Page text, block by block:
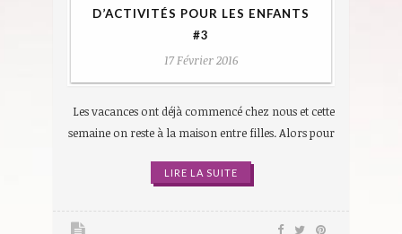
D’ACTIVITÉS POUR LES ENFANTS
#3
17 Février 2016
Les vacances ont déjà commencé chez nous et cette
semaine on reste à la maison entre filles. Alors pour
LIRE LA SUITE